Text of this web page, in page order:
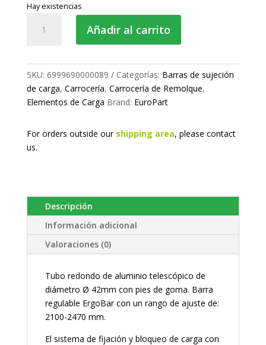
Hay existencias
cantidad
Añadir al carrito
SKU: 6999690000089 Categorías: Barras de sujeción
de carga, Carrocería, Carrocería de Remolque,
Elementos de Carga Brand: EuroPart
For orders outside our shipping area, please contact
us.
Descripción
Información adicional
Valoraciones (0)
Tubo redondo de aluminio telescópico de
diámetro Ø 42mm con pies de goma. Barra
regulable ErgoBar con un rango de ajuste de:
2100-2470 mm.
El sistema de fijación y bloqueo de carga con